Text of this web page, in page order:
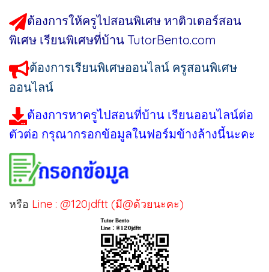
ต้องการให้ครูไปสอนพิเศษ หาติวเตอร์สอน
พิเศษ เรียนพิเศษที่บ้าน TutorBento.com
ต้องการเรียนพิเศษออนไลน์ ครูสอนพิเศษ
ออนไลน์
ต้องการหาครูไปสอนที่บ้าน เรียนออนไลน์ต่อ
ตัวต่อ กรุณากรอกข้อมูลในฟอร์มข้างล้างนี้นะคะ
หรือ Line : @120jdftt (มี@ด้วยนะคะ)